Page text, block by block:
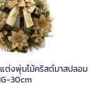
ต่งพุ่มไม้คริสต์มาสปลอม
30cm